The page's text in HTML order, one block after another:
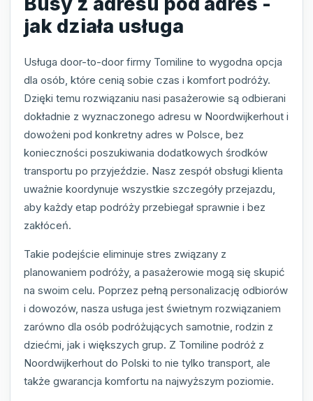
jak działa usługa
Usługa door-to-door firmy Tomiline to wygodna opcja
dla osób, które cenią sobie czas i komfort podróży.
Dzięki temu rozwiązaniu nasi pasażerowie są odbierani
dokładnie z wyznaczonego adresu w Noordwijkerhout i
dowożeni pod konkretny adres w Polsce, bez
konieczności poszukiwania dodatkowych środków
transportu po przyjeździe. Nasz zespół obsługi klienta
uważnie koordynuje wszystkie szczegóły przejazdu,
aby każdy etap podróży przebiegał sprawnie i bez
zakłóceń.
Takie podejście eliminuje stres związany z
planowaniem podróży, a pasażerowie mogą się skupić
na swoim celu. Poprzez pełną personalizację odbiorów
i dowozów, nasza usługa jest świetnym rozwiązaniem
zarówno dla osób podróżujących samotnie, rodzin z
dziećmi, jak i większych grup. Z Tomiline podróż z
Noordwijkerhout do Polski to nie tylko transport, ale
także gwarancja komfortu na najwyższym poziomie.